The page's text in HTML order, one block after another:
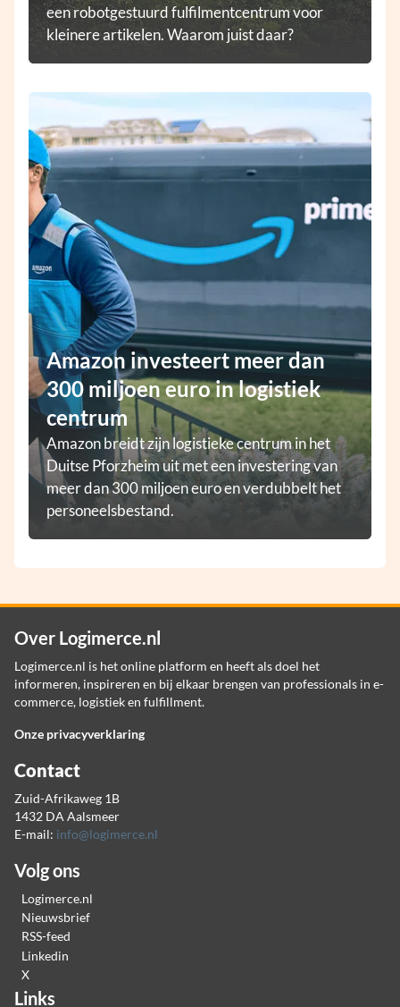
een robotgestuurd fulfilmentcentrum voor
kleinere artikelen. Waarom juist daar?
Amazon investeert meer dan
300 miljoen euro in logistiek
centrum
Amazon breidt zijn logistieke centrum in het
Duitse Pforzheim uit met een investering van
meer dan 300 miljoen euro en verdubbelt het
personeelsbestand.
Over Logimerce.nl
Logimerce.nl is het online platform en heeft als doel het
informeren, inspireren en bij elkaar brengen van professionals in e-
commerce, logistiek en fulfillment.
Onze privacyverklaring
Contact
Zuid-Afrikaweg 1B
1432 DA Aalsmeer
E-mail: info@logimerce.nl
Volg ons
Logimerce.nl
Nieuwsbrief
RSS-feed
Linkedin
X
Links